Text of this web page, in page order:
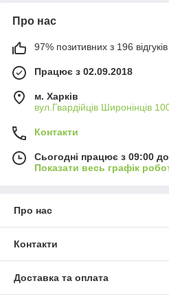
Про нас
97% позитивних з 196 відгуків
Працює з 02.09.2018
м. Харків
вул.Гвардійців Широнінців
Контакти
Сьогодні працює з 09:00
Показати весь графік
Про нас
Контакти
Доставка та оплата